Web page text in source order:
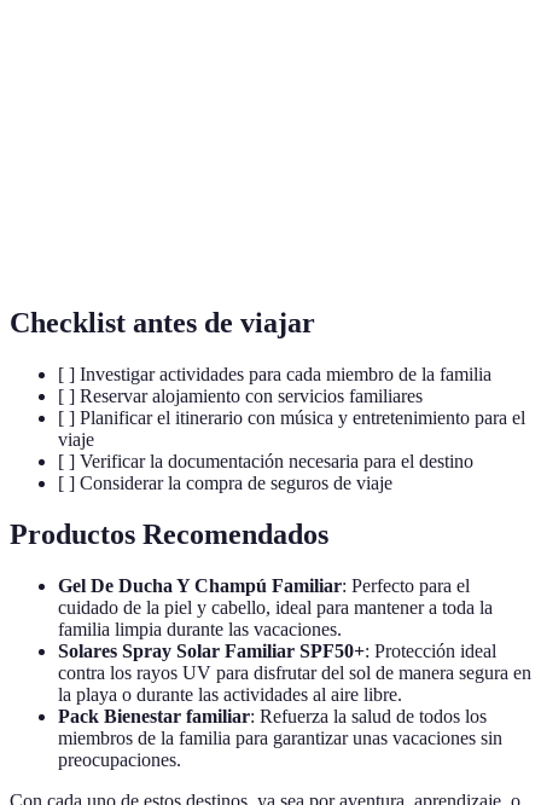
Checklist antes de viajar
[ ] Investigar actividades para cada miembro de la familia
[ ] Reservar alojamiento con servicios familiares
[ ] Planificar el itinerario con música y entretenimiento para el
viaje
[ ] Verificar la documentación necesaria para el destino
[ ] Considerar la compra de seguros de viaje
Productos Recomendados
Gel De Ducha Y Champú Familiar: Perfecto para el
cuidado de la piel y cabello, ideal para mantener a toda la
familia limpia durante las vacaciones.
Solares Spray Solar Familiar SPF50+: Protección ideal
contra los rayos UV para disfrutar del sol de manera segura en
la playa o durante las actividades al aire libre.
Pack Bienestar familiar: Refuerza la salud de todos los
miembros de la familia para garantizar unas vacaciones sin
preocupaciones.
Con cada uno de estos destinos, ya sea por aventura, aprendizaje, o